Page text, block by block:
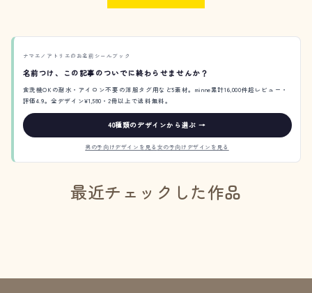
ナマエノアトリエのお名前シールブック
名前つけ、この記事のついでに終わらせませんか？
食洗機OKの耐水・アイロン不要の洋服タグ用など5素材。minne累計16,000件超レビュー・
評価4.9。全デザイン¥1,580・2冊以上で送料無料。
40種類のデザインから選ぶ →
男の子向けデザインを見る 女の子向けデザインを見る
最近チェックした作品